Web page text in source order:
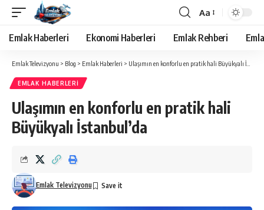
Yazı
Tipi
Boyutlandırıcı
Aa
Emlak Haberleri Ekonomi Haberleri Emlak Rehberi
Emlak Televizyonu > Blog > Emlak Haberleri > Ulaşımın en konforlu en pratik hali Büyükyalı İstanbul’da
EMLAK HABERLERI
Ulaşımın en konforlu en pratik hali
Büyükyalı İstanbul’da
Emlak Televizyonu